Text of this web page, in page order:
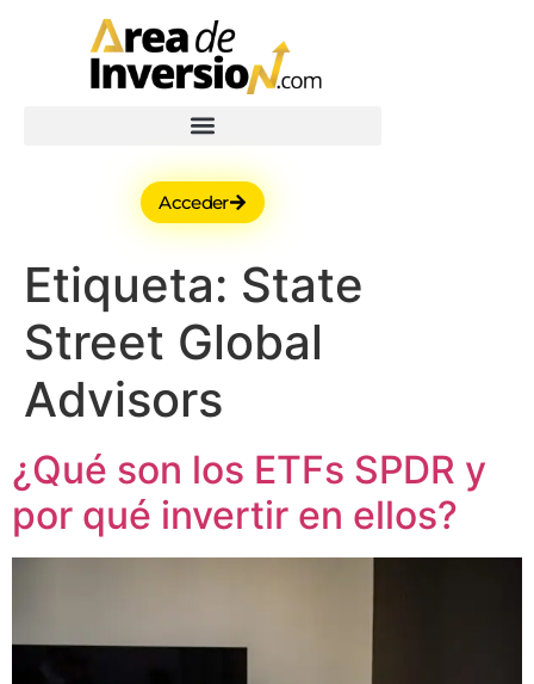
Acceder
Etiqueta: State
Street Global
Advisors
¿Qué son los ETFs SPDR y
por qué invertir en ellos?